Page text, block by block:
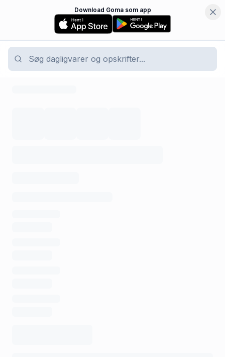
Download Goma som app